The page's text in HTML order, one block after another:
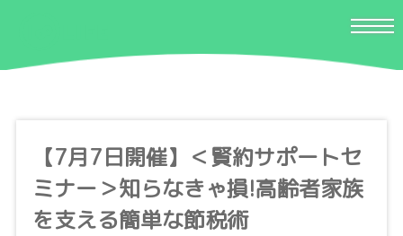
【7月7日開催】＜賢約サポートセ
ミナー＞知らなきゃ損!高齢者家族
を支える簡単な節税術